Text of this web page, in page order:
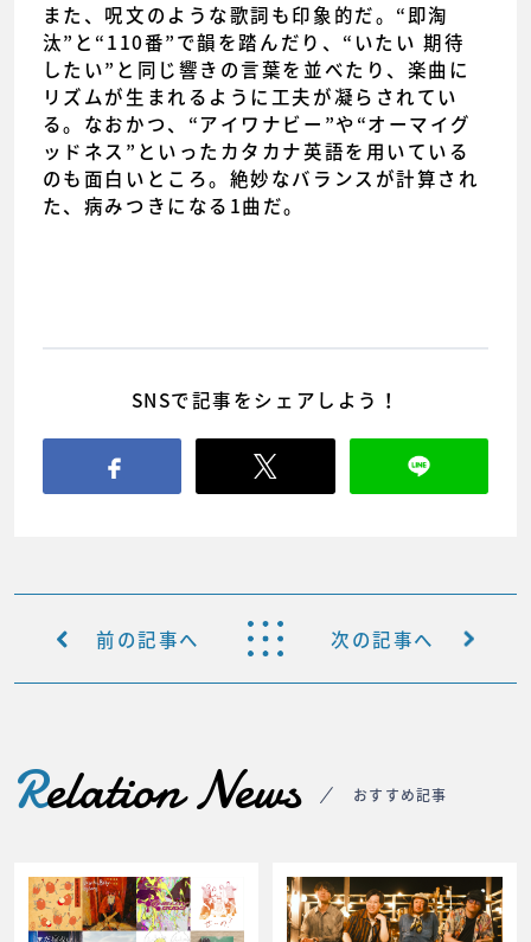
また、呪文のような歌詞も印象的だ。“即淘
汰”と“110番”で韻を踏んだり、“いたい 期待
したい”と同じ響きの言葉を並べたり、楽曲に
リズムが生まれるように工夫が凝らされてい
る。なおかつ、“アイワナビー”や“オーマイグ
ッドネス”といったカタカナ英語を用いている
のも面白いところ。絶妙なバランスが計算され
た、病みつきになる1曲だ。
SNSで記事をシェアしよう！
前の記事へ 次の記事へ
Relation News おすすめ記事